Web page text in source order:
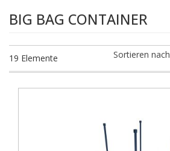
BIG BAG CONTAINER
19 Elemente Sortieren nach